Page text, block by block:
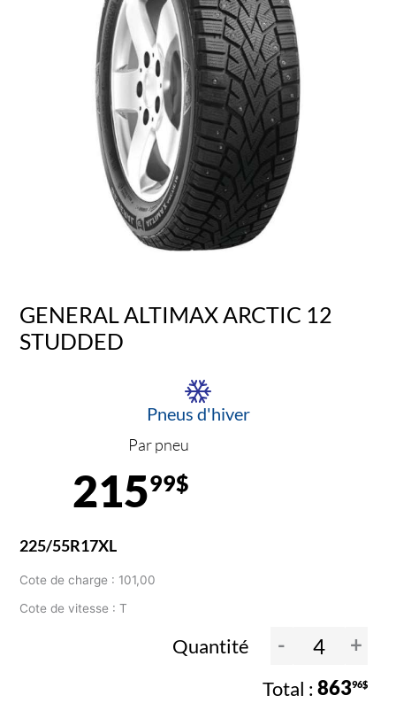
GENERAL ALTIMAX ARCTIC 12
STUDDED
Pneus d'hiver
Par pneu
21599$
225/55R17XL
Cote de charge : 101,00
Cote de vitesse : T
Quantité - +
86396$